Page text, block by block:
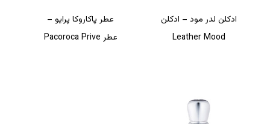
ادکلن لدر مود – ادکلن
Leather Mood
عطر پاکاروکا پرایو –
عطر Pacoroca Prive